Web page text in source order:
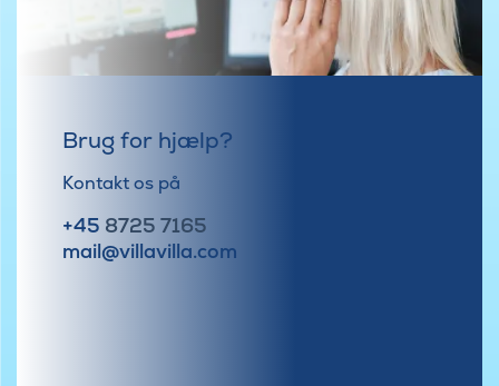
Brug for hjælp?
Kontakt os på
+45 8725 7165
mail@villavilla.com